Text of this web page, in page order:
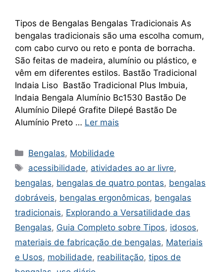
Tipos de Bengalas Bengalas Tradicionais As
bengalas tradicionais são uma escolha comum,
com cabo curvo ou reto e ponta de borracha.
São feitas de madeira, alumínio ou plástico, e
vêm em diferentes estilos. Bastão Tradicional
Indaia Liso Bastão Tradicional Plus Imbuia,
Indaia Bengala Alumínio Bc1530 Bastão De
Alumínio Dilepé Grafite Dilepé Bastão De
Alumínio Preto … Ler mais
Categorias
Bengalas, Mobilidade
Tags
acessibilidade, atividades ao ar livre,
bengalas, bengalas de quatro pontas, bengalas
dobráveis, bengalas ergonômicas, bengalas
tradicionais, Explorando a Versatilidade das
Bengalas, Guia Completo sobre Tipos, idosos,
materiais de fabricação de bengalas, Materiais
e Usos, mobilidade, reabilitação, tipos de